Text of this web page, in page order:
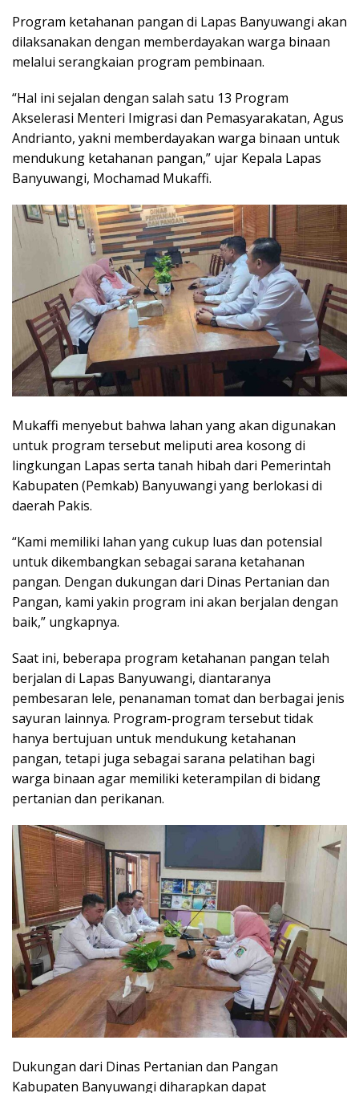
Program ketahanan pangan di Lapas Banyuwangi akan
dilaksanakan dengan memberdayakan warga binaan
melalui serangkaian program pembinaan.
“Hal ini sejalan dengan salah satu 13 Program
Akselerasi Menteri Imigrasi dan Pemasyarakatan, Agus
Andrianto, yakni memberdayakan warga binaan untuk
mendukung ketahanan pangan,” ujar Kepala Lapas
Banyuwangi, Mochamad Mukaffi.
Mukaffi menyebut bahwa lahan yang akan digunakan
untuk program tersebut meliputi area kosong di
lingkungan Lapas serta tanah hibah dari Pemerintah
Kabupaten (Pemkab) Banyuwangi yang berlokasi di
daerah Pakis.
“Kami memiliki lahan yang cukup luas dan potensial
untuk dikembangkan sebagai sarana ketahanan
pangan. Dengan dukungan dari Dinas Pertanian dan
Pangan, kami yakin program ini akan berjalan dengan
baik,” ungkapnya.
Saat ini, beberapa program ketahanan pangan telah
berjalan di Lapas Banyuwangi, diantaranya
pembesaran lele, penanaman tomat dan berbagai jenis
sayuran lainnya. Program-program tersebut tidak
hanya bertujuan untuk mendukung ketahanan
pangan, tetapi juga sebagai sarana pelatihan bagi
warga binaan agar memiliki keterampilan di bidang
pertanian dan perikanan.
Dukungan dari Dinas Pertanian dan Pangan
Kabupaten Banyuwangi diharapkan dapat